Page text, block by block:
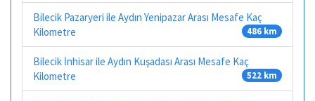
Bilecik Pazaryeri ile Aydın Yenipazar Arası Mesafe Kaç
Kilometre
486 km
Bilecik İnhisar ile Aydın Kuşadası Arası Mesafe Kaç
Kilometre
522 km